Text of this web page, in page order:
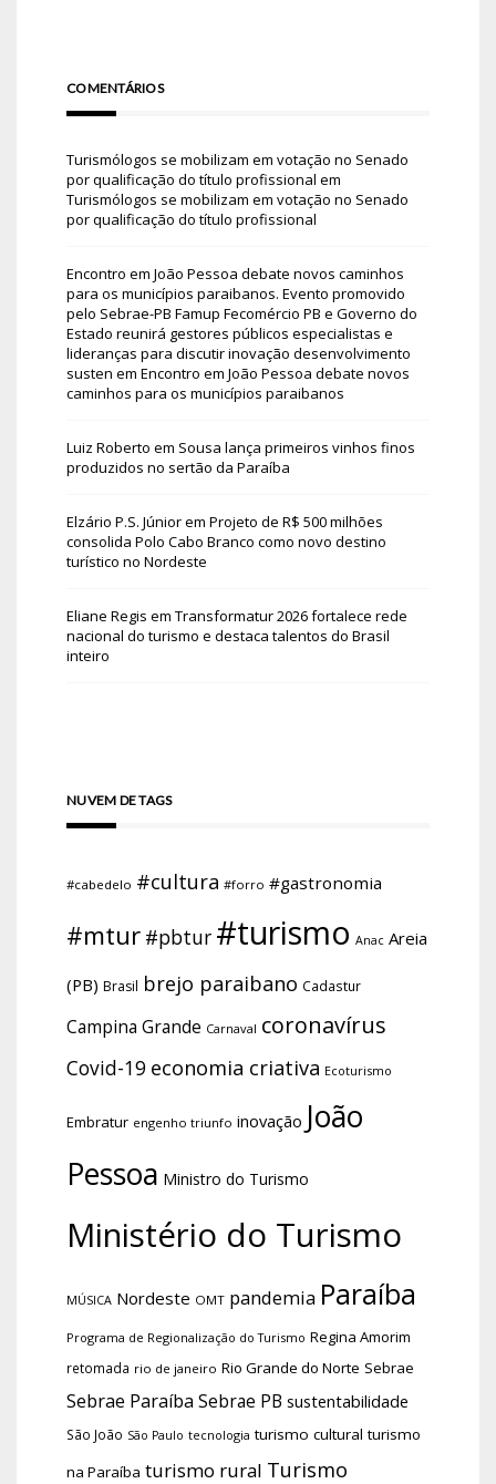
COMENTÁRIOS
Turismólogos se mobilizam em votação no Senado
por qualificação do título profissional em
Turismólogos se mobilizam em votação no Senado
por qualificação do título profissional
Encontro em João Pessoa debate novos caminhos
para os municípios paraibanos. Evento promovido
pelo Sebrae-PB Famup Fecomércio PB e Governo do
Estado reunirá gestores públicos especialistas e
lideranças para discutir inovação desenvolvimento
susten em Encontro em João Pessoa debate novos
caminhos para os municípios paraibanos
Luiz Roberto em Sousa lança primeiros vinhos finos
produzidos no sertão da Paraíba
Elzário P.S. Júniorem Projeto de R$ 500 milhões
consolida Polo Cabo Branco como novo destino
turístico no Nordeste
Eliane Regis em Transformatur 2026 fortalece rede
nacional do turismo e destaca talentos do Brasil
inteiro
NUVEM DE TAGS
#cabedelo #cultura #forro #gastronomia
#mtur #pbtur #turismo Anac Areia
(PB) Brasil brejo paraibano Cadastur
Campina Grande Carnaval coronavírus
Covid-19 economia criativa Ecoturismo
Embratur engenho triunfo inovação João
Pessoa Ministro do Turismo
Ministério do Turismo
MÚSICA Nordeste OMT pandemia Paraíba
Programa de Regionalização do Turismo Regina Amorim
retomada rio de janeiro Rio Grande do Norte Sebrae
Sebrae Paraíba Sebrae PB sustentabilidade
São João São Paulo tecnologia turismo cultural turismo
na Paraíba turismo rural Turismo